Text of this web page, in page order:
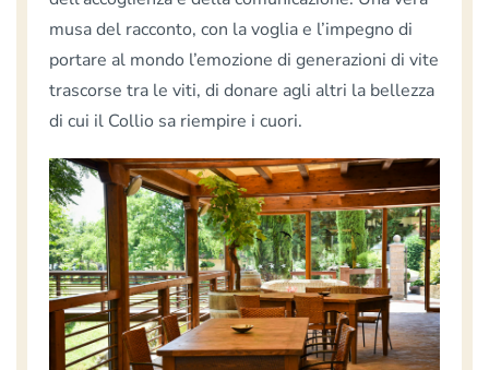
musa del racconto, con la voglia e l’impegno di
portare al mondo l’emozione di generazioni di vite
trascorse tra le viti, di donare agli altri la bellezza
di cui il Collio sa riempire i cuori.